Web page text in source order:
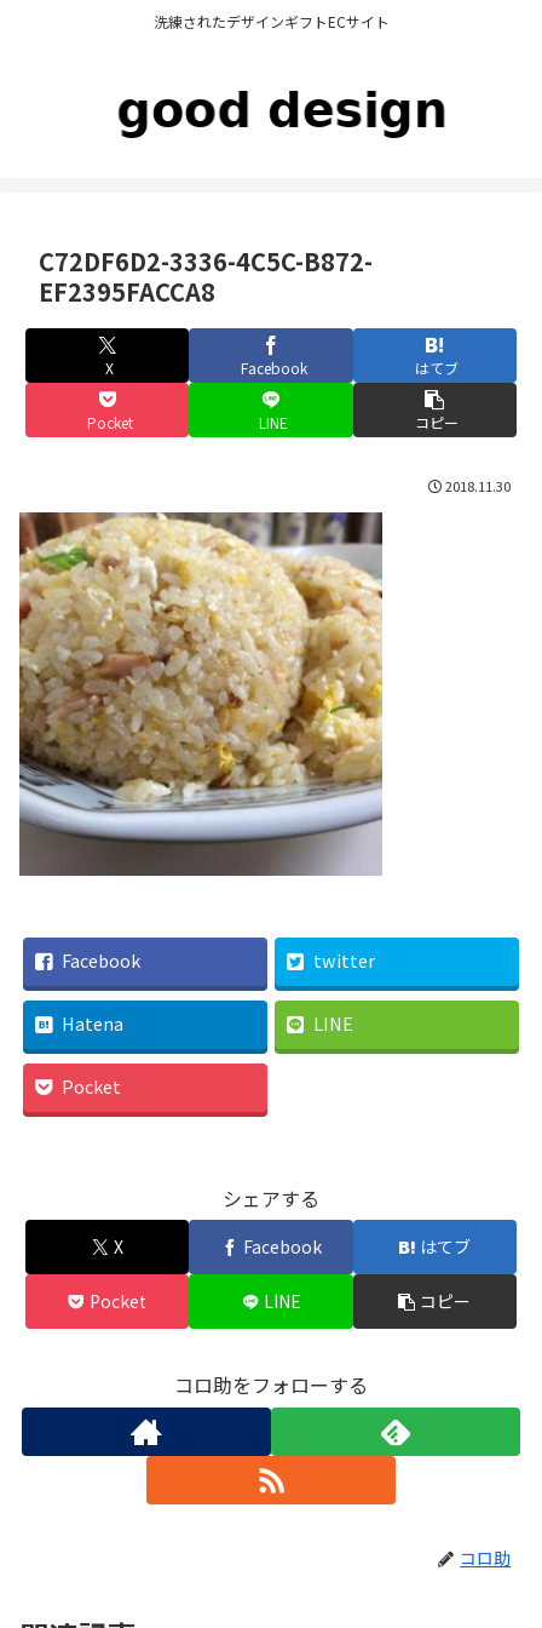
洗練されたデザインギフトECサイト
C72DF6D2-3336-4C5C-B872-
EF2395FACCA8
X Facebook はてブ
Pocket LINE コピー
2018.11.30
Facebook twitter
Hatena LINE
Pocket
シェアする
X Facebook はてブ
Pocket LINE コピー
コロ助をフォローする
コロ助